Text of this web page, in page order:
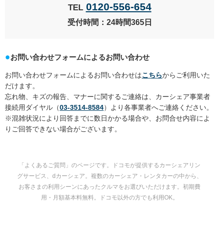
TEL 0120-556-654
受付時間：24時間365日
お問い合わせフォームによるお問い合わせ
お問い合わせフォームによるお問い合わせはこちらからご利用いた
だけます。
忘れ物、キズの報告、マナーに関するご連絡は、カーシェア事業者
接続用ダイヤル（03-3514-8584）より各事業者へご連絡ください。
※混雑状況により回答までに数日かかる場合や、お問合せ内容によ
りご回答できない場合がございます。
「よくあるご質問」のページです。ドコモが提供するカーシェアリン
グサービス、dカーシェア。複数のカーシェア・レンタカーの中から、
お客さまの利用シーンにあったクルマをお選びいただけます。初期費
用・月額基本料無料。ドコモ以外の方でも利用OK。